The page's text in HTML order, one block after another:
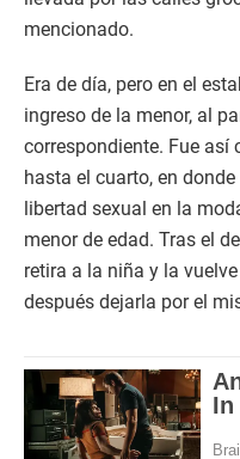
mencionado.
Era de día, pero en el
ingreso de la menor, al
correspondiente. Fue así
hasta el cuarto, en
libertad sexual en la
menor de edad. Tras el
retira a la niña y la
después dejarla por el